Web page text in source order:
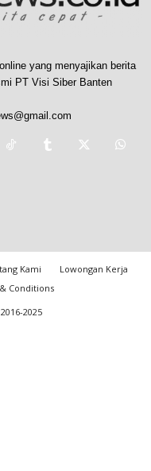
yang menyajikan berita
PT Visi Siber Banten
Kami
Lowongan Kerja
Conditions
2025